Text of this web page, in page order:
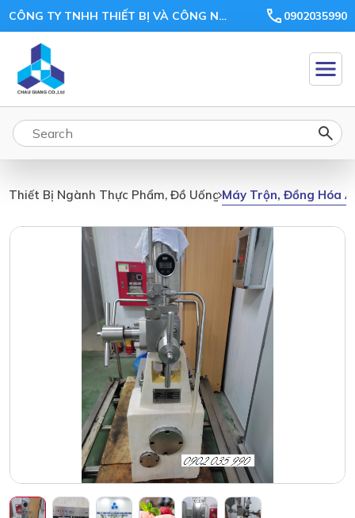
CÔNG TY TNHH THIẾT BỊ VÀ CÔNG NGHỆ CHÂU GIANG 0902035990
Thiết Bị Ngành Thực Phẩm, Đồ Uống, Thức Ăn Chăn Nuôi,
Máy Trộn, Đồng Hóa